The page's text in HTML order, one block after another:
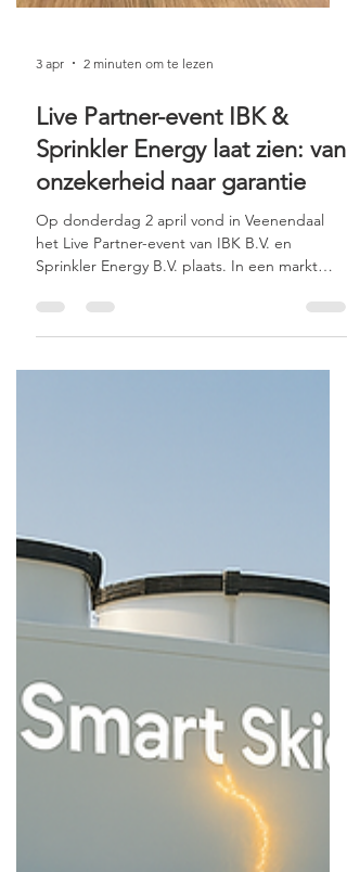
3 apr 2 minuten om te lezen
Live Partner-event IBK &
Sprinkler Energy laat zien: van
onzekerheid naar garantie
Op donderdag 2 april vond in Veenendaal
Sprinkler Energy B.V. plaats. In een markt
waarin energieprijzen blijven schommelen en